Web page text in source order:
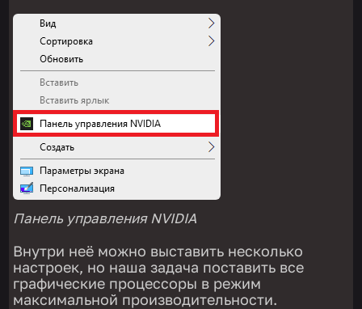
Панель управления NVIDIA
Внутри неё можно выставить несколько
настроек, но наша задача поставить все
графические процессоры в режим
максимальной производительности.